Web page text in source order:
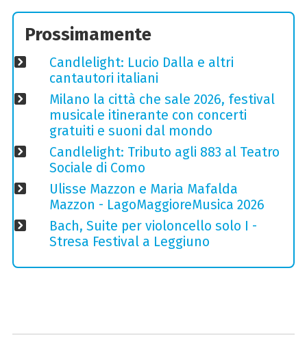
Prossimamente
Candlelight: Lucio Dalla e altri
cantautori italiani
Milano la città che sale 2026, festival
musicale itinerante con concerti
gratuiti e suoni dal mondo
Candlelight: Tributo agli 883 al Teatro
Sociale di Como
Ulisse Mazzon e Maria Mafalda
Mazzon - LagoMaggioreMusica 2026
Bach, Suite per violoncello solo I -
Stresa Festival a Leggiuno